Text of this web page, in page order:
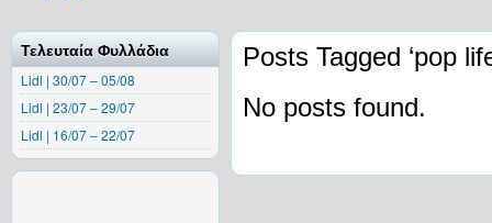
Τελευταία Φυλλάδια
Lidl | 30/07 – 05/08
Lidl | 23/07 – 29/07
Lidl | 16/07 – 22/07
Posts Tagged ‘pop
No posts found.